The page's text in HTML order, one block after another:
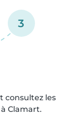
3
consultez les
Clamart.